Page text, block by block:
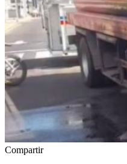
Compartir